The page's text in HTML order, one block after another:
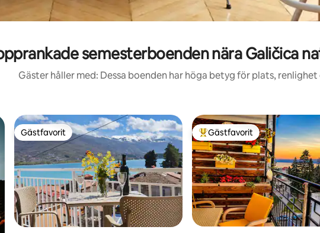
semesterboenden nära Galičica
Gäster håller med: Dessa boenden har höga betyg för plats, renlighet
Gästfavorit
Gästfavorit Populär gästfavorit
Gästfavorit